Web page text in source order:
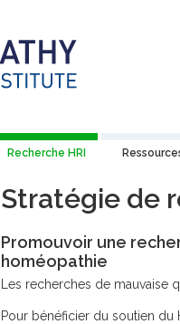
Recherche HRI
Stratégie de
Promouvoir une
homéopathie
Les recherches de mauvaise
Pour bénéficier du soutien du